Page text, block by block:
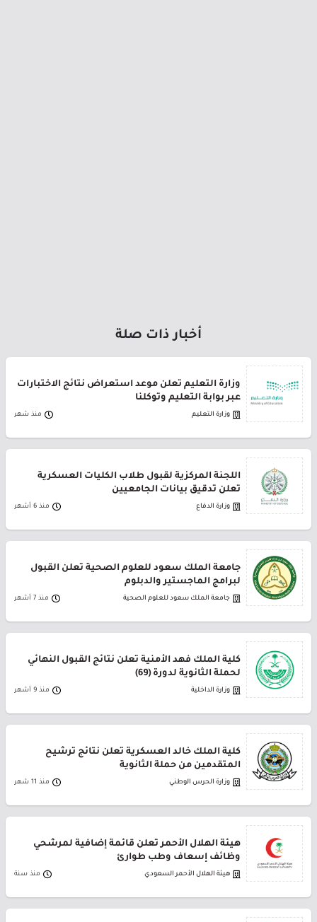
أخبار ذات صلة
وزارة التعليم تعلن موعد استعراض نتائج الاختبارات
عبر بوابة التعليم وتوكلنا
وزارة التعليم منذ شهر
اللجنة المركزية لقبول طلاب الكليات العسكرية
تعلن تدقيق بيانات الجامعيين
وزارة الدفاع منذ 6 أشهر
جامعة الملك سعود للعلوم الصحية تعلن القبول
لبرامج الماجستير والدبلوم
جامعة الملك سعود للعلوم الصحية منذ 7 أشهر
كلية الملك فهد الأمنية تعلن نتائج القبول النهائي
لحملة الثانوية لدورة (69)
وزارة الداخلية منذ 9 أشهر
كلية الملك خالد العسكرية تعلن نتائج ترشيح
المتقدمين من حملة الثانوية
وزارة الحرس الوطني منذ 11 شهر
هيئة الهلال الأحمر تعلن قائمة إضافية لمرشحي
وظائف إسعاف وطب طوارئ
هيئة الهلال الأحمر السعودي منذ سنة